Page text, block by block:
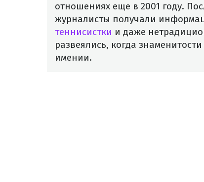
отношениях еще в 2001 году.
журналисты получали
теннисистки и даже
развеялись, когда
имении.